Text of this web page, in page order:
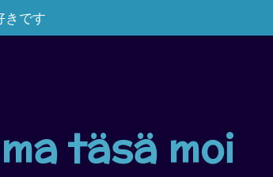
きです
täsä moi